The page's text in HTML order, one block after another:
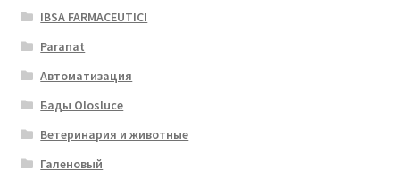
IBSA FARMACEUTICI
Paranat
Автоматизация
Бады Olosluce
Ветеринария и животные
Галеновый